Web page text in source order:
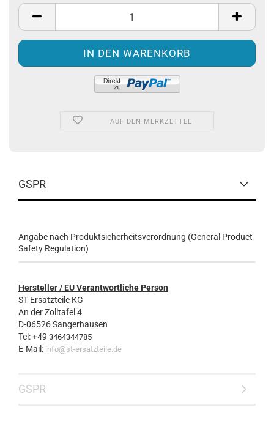
AUF DEN MERKZETTEL
GSPR
Angabe nach Produktsicherheitsverordnung (General Product
Safety Regulation)
Hersteller / EU Verantwortliche Person
ST Ersatzteile KG
An der Zolltafel 4
D-06526 Sangerhausen
Tel: +49 3464344785
E-Mail: info@st-ersatzteile.de
GSPR